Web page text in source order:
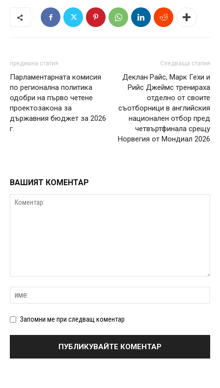
предишна статия
Парламентарната комисия
по регионална политика
одобри на първо четене
проектозакона за
държавния бюджет за 2026
г.
Следваща статия
Деклан Райс, Марк Гехи и
Рийс Джеймс тренираха
отделно от своите
съотборници в английския
национален отбор пред
четвъртфинала срещу
Норвегия от Мондиал 2026
ВАШИЯТ КОМЕНТАР
Запомни ме при следващ коментар